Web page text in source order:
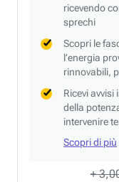
+
ricevendo
sprechi
Scopri le
l’energia
rinnovabili,
Ricevi
della
intervenire
Scopri di più